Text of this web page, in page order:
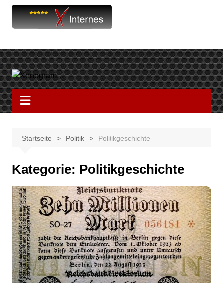
Startseite Politik Politikgeschichte
Kategorie: Politikgeschichte